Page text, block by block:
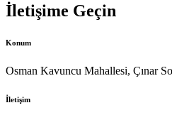
İletişime Geçin
Konum
Osman Kavuncu Mahallesi, Çınar
İletişim